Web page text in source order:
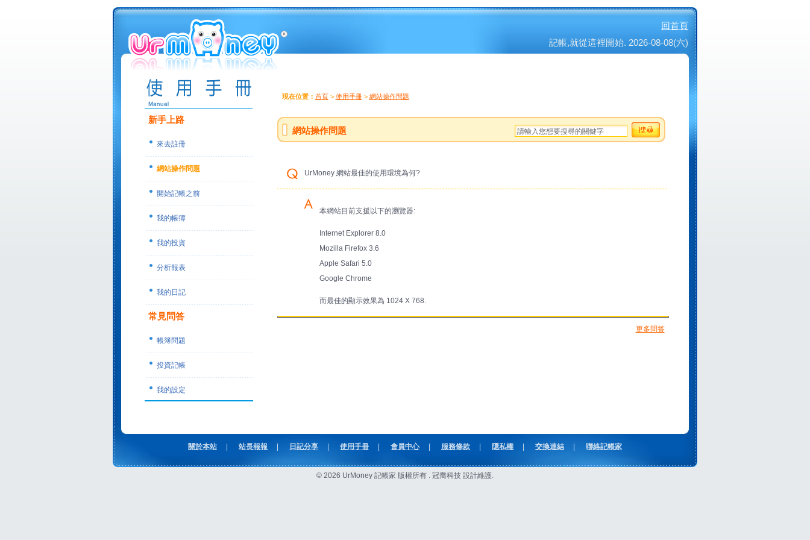
回首頁
記帳,就從這裡開始. 2026-08-08(六)
新手上路
來去註冊
網站操作問題
開始記帳之前
我的帳簿
我的投資
分析報表
我的日記
常見問答
帳簿問題
投資記帳
我的設定
現在位置： 首頁> 使用手冊> 網站操作問題
網站操作問題
UrMoney 網站最佳的使用環境為何?
本網站目前支援以下的瀏覽器:
Internet Explorer 8.0
Mozilla Firefox 3.6
Apple Safari 5.0
Google Chrome
而最佳的顯示效果為 1024 X 768.
更多問答
關於本站 站長報報 日記分享 使用手冊 會員中心 服務條款 隱私權 交換連結 聯絡記帳家
© 2026 UrMoney 記帳家 版權所有 . 冠喬科技 設計維護.